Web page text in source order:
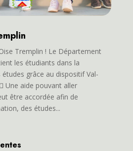
Tremplin ! Le Département
les étudiants dans la
grâce au dispositif Val-
Une aide pouvant aller
être accordée afin de
des études...